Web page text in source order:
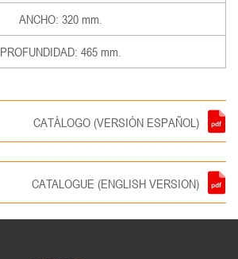
ANCHO: 320 mm.
PROFUNDIDAD: 465 mm.
CATÁLOGO (VERSIÓN ESPAÑOL)
CATALOGUE (ENGLISH VERSION)